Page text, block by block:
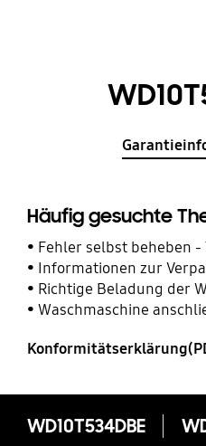
Häufig gesuchte
Fehler selbst beheben -
Informationen zur
Richtige Beladung der
Waschmaschine
WD10T534DBE